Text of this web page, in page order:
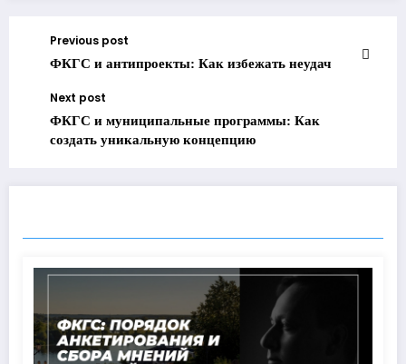
Previous post
ФКГС и антипроекты: Как избежать неудач
Next post
ФКГС и муниципальные программы: Как
создать уникальную концепцию